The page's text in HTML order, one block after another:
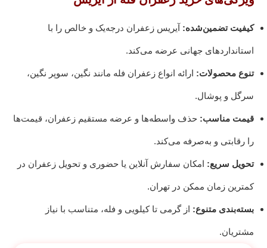
کیفیت تضمین‌شده: آیریس زعفران درجه‌یک و خالص را با
استانداردهای جهانی عرضه می‌کند.
تنوع محصولات: ارائه انواع زعفران فله مانند نگین، سوپر نگین،
سرگل و پوشال.
قیمت مناسب: حذف واسطه‌ها و عرضه مستقیم زعفران، قیمت‌ها
را رقابتی و به‌صرفه می‌کند.
تحویل سریع: امکان سفارش آنلاین یا حضوری و تحویل زعفران در
کمترین زمان ممکن در تهران.
بسته‌بندی متنوع: از گرمی تا کیلویی و فله، متناسب با نیاز
مشتریان.